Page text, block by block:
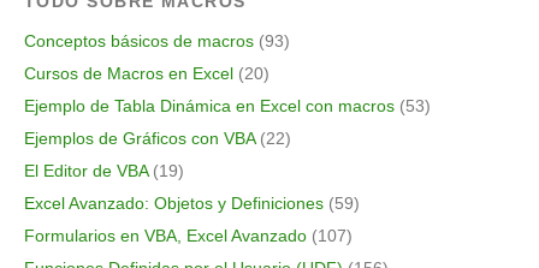
Conceptos básicos de macros (93)
Cursos de Macros en Excel (20)
Ejemplo de Tabla Dinámica en Excel con macros (53)
Ejemplos de Gráficos con VBA(22)
El Editor de VBA(19)
Excel Avanzado: Objetos y Definiciones (59)
Formularios en VBA, Excel Avanzado (107)